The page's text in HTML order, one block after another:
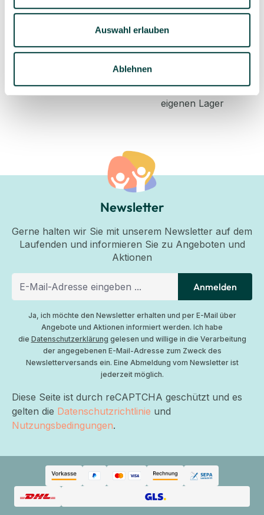
Auswahl erlauben
Ablehnen
bei Versand aus dem
eigenen Lager
Newsletter
Gerne halten wir Sie mit unserem Newsletter auf dem
Laufenden und informieren Sie zu Angeboten und
Aktionen
Anmelden
Ja, ich möchte den Newsletter erhalten und per E-Mail über
Angebote und Aktionen informiert werden. Ich habe
die Datenschutzerklärung gelesen und willige in die Verarbeitung
der angegebenen E-Mail-Adresse zum Zweck des
Newsletterversands ein. Eine Abmeldung vom Newsletter ist
jederzeit möglich.
Diese Seite ist durch reCAPTCHA geschützt und es
gelten die Datenschutzrichtlinie und
Nutzungsbedingungen.